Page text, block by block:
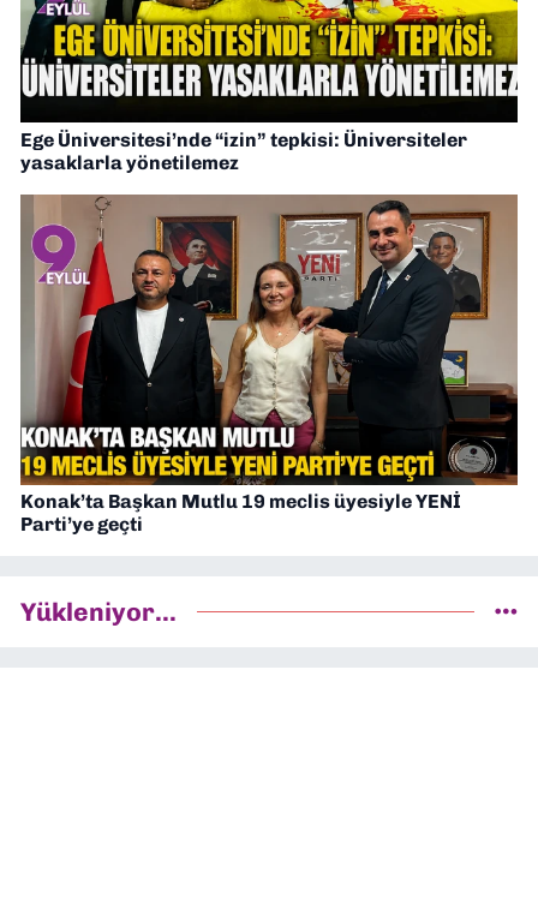
Ege Üniversitesi’nde “izin” tepkisi: Üniversiteler
yasaklarla yönetilemez
Konak’ta Başkan Mutlu 19 meclis üyesiyle YENİ
Parti’ye geçti
Yükleniyor...